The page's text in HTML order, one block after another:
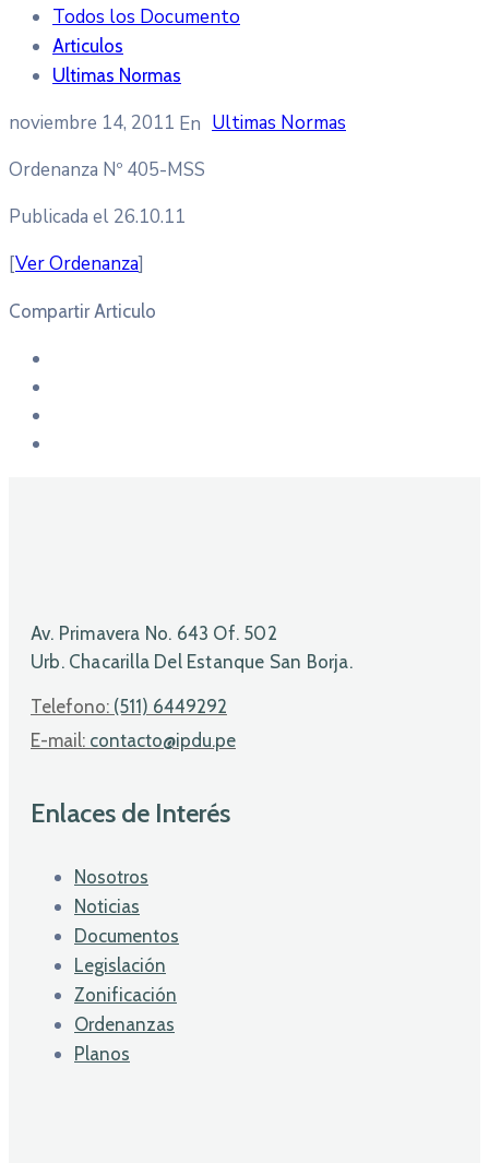
Todos los Documento
Articulos
Ultimas Normas
noviembre 14, 2011
Ultimas Normas
Ordenanza Nº 405-MSS
Publicada el 26.10.11
[Ver Ordenanza]
Compartir Articulo
Av. Primavera No. 643 Of. 502
Urb. Chacarilla Del Estanque San Borja.
Telefono: (511) 6449292
E-mail: contacto@ipdu.pe
Enlaces de Interés
Nosotros
Noticias
Documentos
Legislación
Zonificación
Ordenanzas
Planos